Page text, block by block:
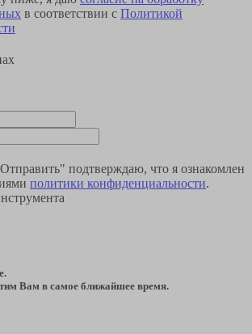
в соответствии с Политикой
подтверждаю, что я ознакомлен
политики конфиденциальности.
Вам в самое ближайшее время.